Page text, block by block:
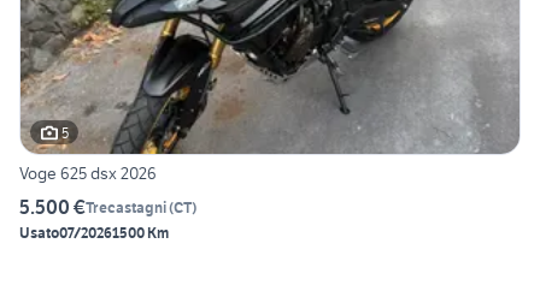
5
Voge 625 dsx 2026
5.500 €Trecastagni(CT)
Usato07/20261500 Km